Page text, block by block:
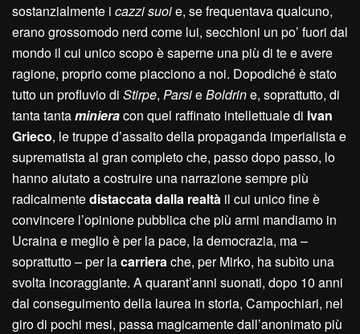
sostanzialmente i cazzi suoie, se frequentava qualcuno,
erano grossomodo nerd come lui, secchioni un po’ fuori dal
mondo il cui unico scopo è saperne una più di te e avere
ragione, proprio come piacciono a noi. Dopodiché è stato
tutto un profluvio di Stirpe, ParsieBoldrine, soprattutto, di
tanta tantaminieracon quel raffinato intellettuale di Ivan
Grieco, le truppe d’assalto della propaganda imperialista e
suprematista al gran completo che, passo dopo passo, lo
hanno aiutato a costruire una narrazione sempre più
radicalmentedistaccata dalla realtà il cui unico fine è
convincere l’opinione pubblica che più armi mandiamo in
Ucraina e meglio è per la pace, la democrazia, ma –
soprattutto – per lacarrierache, per Mirko, ha subìto una
svolta incoraggiante. A quarant’anni suonati, dopo 10 anni
dal conseguimento della laurea in storia, Campochiari, nel
giro di pochi mesi, passa magicamente dall’anonimato più